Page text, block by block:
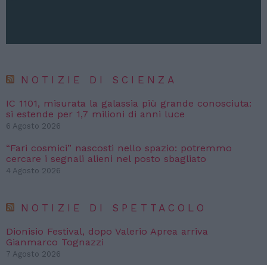
NOTIZIE DI SCIENZA
IC 1101, misurata la galassia più grande conosciuta:
si estende per 1,7 milioni di anni luce
6 Agosto 2026
“Fari cosmici” nascosti nello spazio: potremmo
cercare i segnali alieni nel posto sbagliato
4 Agosto 2026
NOTIZIE DI SPETTACOLO
Dionisio Festival, dopo Valerio Aprea arriva
Gianmarco Tognazzi
7 Agosto 2026